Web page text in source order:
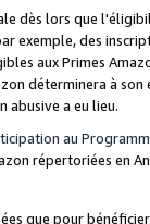
dès lors que
exemple, des
aux Primes
déterminera à
abusive a eu lieu.
au
répertoriées en
que pour